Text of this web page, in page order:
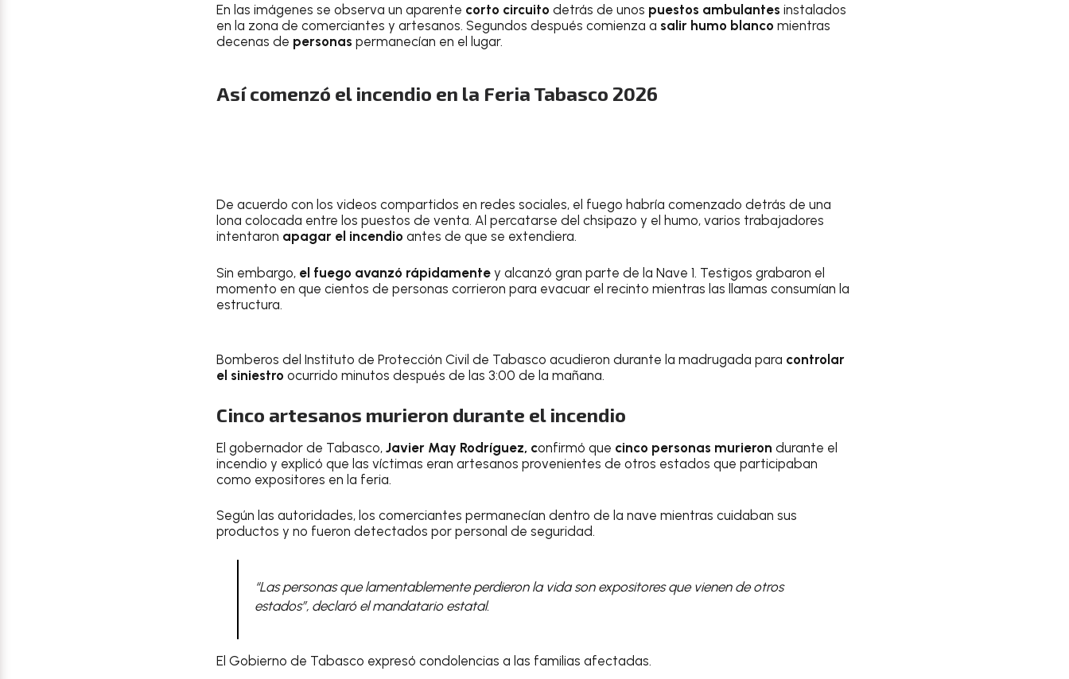
En las imágenes se observa un aparente corto circuito detrás de unos puestos ambulantes instalados
en la zona de comerciantes y artesanos. Segundos después comienza a salir humo blanco mientras
decenas de personas permanecían en el lugar.
Así comenzó el incendio en la Feria Tabasco 2026
De acuerdo con los videos compartidos en redes sociales, el fuego habría comenzado detrás de una
lona colocada entre los puestos de venta. Al percatarse del chsipazo y el humo, varios trabajadores
intentaron apagar el incendio antes de que se extendiera.
Sin embargo, el fuego avanzó rápidamente y alcanzó gran parte de la Nave 1. Testigos grabaron el
momento en que cientos de personas corrieron para evacuar el recinto mientras las llamas consumían la
estructura.
Bomberos del Instituto de Protección Civil de Tabasco acudieron durante la madrugada para controlar
el siniestro ocurrido minutos después de las 3:00 de la mañana.
Cinco artesanos murieron durante el incendio
El gobernador de Tabasco, Javier May Rodríguez, confirmó que cinco personas murieron durante el
incendio y explicó que las víctimas eran artesanos provenientes de otros estados que participaban
como expositores en la feria.
Según las autoridades, los comerciantes permanecían dentro de la nave mientras cuidaban sus
productos y no fueron detectados por personal de seguridad.
“Las personas que lamentablemente perdieron la vida son expositores que vienen de otros
estados”, declaró el mandatario estatal.
El Gobierno de Tabasco expresó condolencias a las familias afectadas.